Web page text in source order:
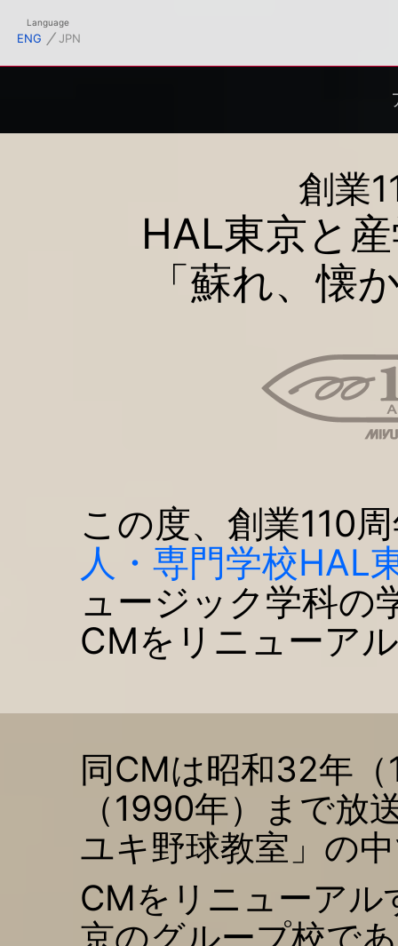
Language
ENG ⁄ JPN
ィシャルサイト
創業
HAL東京と
「蘇れ、懐
この度、創業110
人・専門学校HAL
ュージック学科の
CMをリニューア
同CMは昭和32年
（1990年）まで放
ユキ野球教室」の
CMをリニューア
京のグループ校で